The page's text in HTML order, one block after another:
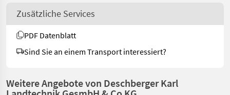
Zusätzliche Services
PDF Datenblatt
Sind Sie an einem Transport interessiert?
Weitere Angebote von Deschberger Karl